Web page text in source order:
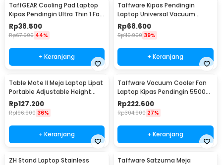
TaffGEAR Cooling Pad Laptop
Kipas Pendingin Ultra Thin 1 Fan
14 Inch - V19
Rp38.500
Rp67.900 44%
+ Keranjang
Taffware Kipas Pendingin
Laptop Universal Vacuum
Cooler 3000RPM 2W 5V - ICE
FANIII
Rp68.600
Rp110.900 39%
+ Keranjang
Table Mate II Meja Laptop Lipat
Portable Adjustable Height
51x39.5cm - TM2
Rp127.200
Rp196.900 36%
+ Keranjang
Taffware Vacuum Cooler Fan
Laptop Kipas Pendingin 5500
RPM 5V - LC06
Rp222.600
Rp304.900 27%
+ Keranjang
ZH Stand Laptop Stainless
Taffware Satzuma Meja